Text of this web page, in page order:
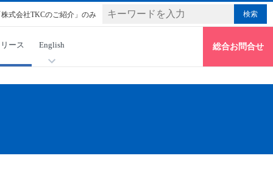
式会社TKCのご紹介」のみ
ース English 総合お問合せ